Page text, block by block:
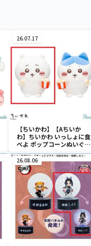
26.07.17
【ちいかわ】【Aちいか
わ】ちいかわ いっしょに食
べよ ポップコーンぬいぐる
み
26.08.06